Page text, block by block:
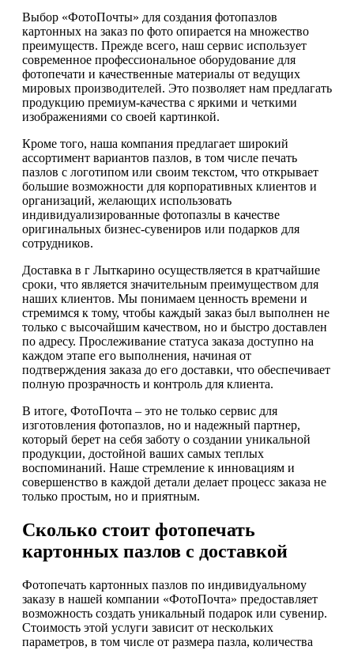
Выбор «ФотоПочты» для создания фотопазлов
картонных на заказ по фото опирается на множество
преимуществ. Прежде всего, наш сервис использует
современное профессиональное оборудование для
фотопечати и качественные материалы от ведущих
мировых производителей. Это позволяет нам предлагать
продукцию премиум-качества с яркими и четкими
изображениями со своей картинкой.
Кроме того, наша компания предлагает широкий
ассортимент вариантов пазлов, в том числе печать
пазлов с логотипом или своим текстом, что открывает
большие возможности для корпоративных клиентов и
организаций, желающих использовать
индивидуализированные фотопазлы в качестве
оригинальных бизнес-сувениров или подарков для
сотрудников.
Доставка в г Лыткарино осуществляется в кратчайшие
сроки, что является значительным преимуществом для
наших клиентов. Мы понимаем ценность времени и
стремимся к тому, чтобы каждый заказ был выполнен не
только с высочайшим качеством, но и быстро доставлен
по адресу. Прослеживание статуса заказа доступно на
каждом этапе его выполнения, начиная от
подтверждения заказа до его доставки, что обеспечивает
полную прозрачность и контроль для клиента.
В итоге, ФотоПочта – это не только сервис для
изготовления фотопазлов, но и надежный партнер,
который берет на себя заботу о создании уникальной
продукции, достойной ваших самых теплых
воспоминаний. Наше стремление к инновациям и
совершенство в каждой детали делает процесс заказа не
только простым, но и приятным.
Сколько стоит фотопечать
картонных пазлов с доставкой
Фотопечать картонных пазлов по индивидуальному
заказу в нашей компании «ФотоПочта» предоставляет
возможность создать уникальный подарок или сувенир.
Стоимость этой услуги зависит от нескольких
параметров, в том числе от размера пазла, количества